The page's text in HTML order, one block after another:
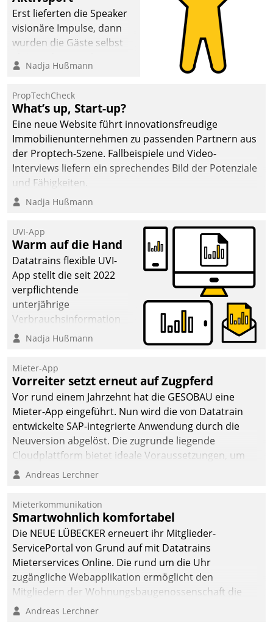
anspruchsvollen
Aufgaben und
abnehmendem
Erst lieferten die Speaker
visionäre Impulse, dann
wurden die Gäste selbst
methodisch
Quartier. Dazwischen
zeigte Datatrain, was es
Neues zu bieten hat.
Nadja Hußmann
PropTechCheck
What’s up, Start-up?
Eine neue Website führt innovationsfreudige
Immobilienunternehmen zu passenden Partnern aus
der Proptech-Szene. Fallbeispiele und Video-
Interviews liefern ein sprechendes Bild der Potenziale
und Fähigkeiten.
Nadja Hußmann
UVI-App
Warm auf die Hand
Datatrains flexible UVI-
App stellt die seit 2022
verpflichtende
unterjährige
Verbrauchsinformation
schnell, zuverlässig und
Die monatlichen
Mitteilungen zum
Heizungs- und
Wasserverbrauch gehen
automatisiert, vollständig
und auf Wunsch über
mehrere zuvor
Kommunikationswege bei
Nadja Hußmann
Mieter-App
Vorreiter setzt erneut auf Zugpferd
Vor rund einem Jahrzehnt hat die GESOBAU eine
Mieter-App eingeführt. Nun wird die von Datatrain
entwickelte SAP-integrierte Anwendung durch die
Neuversion abgelöst. Die zugrunde liegende
Cloudplattform bietet ideale Voraussetzungen, um
die Funktionalität der App zu erweitern und weitere
integrieren.
Andreas Lerchner
Mieterkommunikation
Smartwohnlich komfortabel
Die NEUE LÜBECKER erneuert ihr Mitglieder-
ServicePortal von Grund auf mit Datatrains
Mieterservices Online. Die rund um die Uhr
zugängliche Webapplikation ermöglicht den
Mitgliedern der Wohnungs­bau­genossenschaft die
Kontaktaufnahme per Smartphone, Tablet oder PC.
Andreas Lerchner